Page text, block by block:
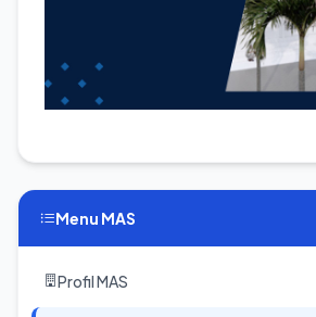
Menu MAS
Profil MAS